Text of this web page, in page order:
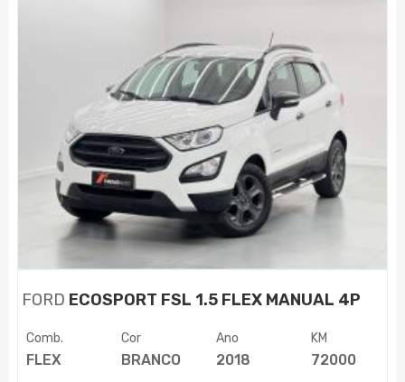
FORD ECOSPORT FSL 1.5 FLEX MANUAL 4P
Comb.
FLEX
Cor
BRANCO
Ano
2018
KM
72000